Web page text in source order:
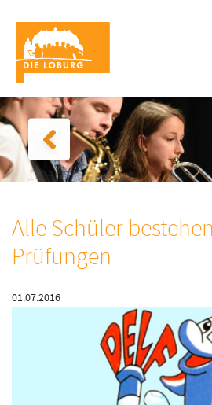
Alle Schüler
Prüfungen
01.07.2016